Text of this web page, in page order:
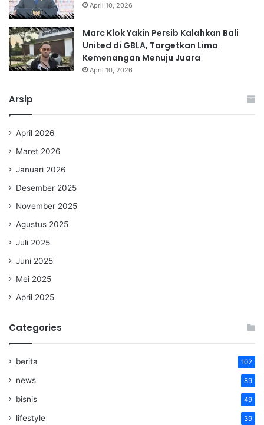
April 10, 2026
Marc Klok Yakin Persib Kalahkan Bali
United di GBLA, Targetkan Lima
Kemenangan Menuju Juara
April 10, 2026
Arsip
April 2026
Maret 2026
Januari 2026
Desember 2025
November 2025
Agustus 2025
Juli 2025
Juni 2025
Mei 2025
April 2025
Categories
berita 102
news 89
bisnis 49
lifestyle 39